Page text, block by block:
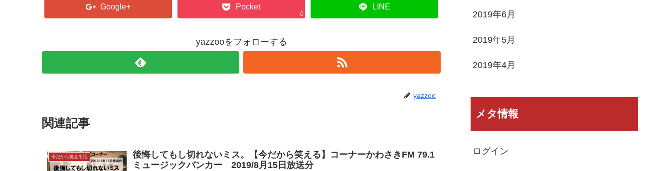
Google+ Pocket
0
LINE
yazzooをフォローする
yazzoo
関連記事
今だから笑える話
後悔してもし切れないミス。【今だから笑える】コーナーかわさきFM 79.1
ミュージックバンカー 2019/8月15日放送分
2019年6月
2019年5月
2019年4月
メタ情報
ログイン